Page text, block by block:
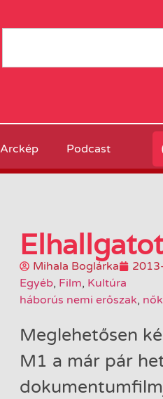
Arckép Podcast
Mihala Boglárka
Egyéb, Film, Kultúra
háborús nemi erőszak,
Meglehetősen
M1 a már pár